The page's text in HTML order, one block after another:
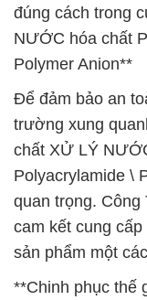
đúng cách trong
NƯỚC hóa chất
Polymer Anion**
Để đảm bảo an
trường xung
chất XỬ LÝ
Polyacrylamide \
quan trọng.
cam kết cung
sản phẩm một
**Chinh phục thế